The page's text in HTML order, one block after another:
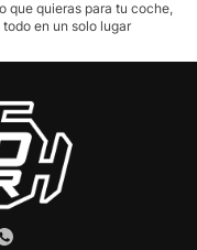
que quieras para tu coche,
todo en un solo lugar